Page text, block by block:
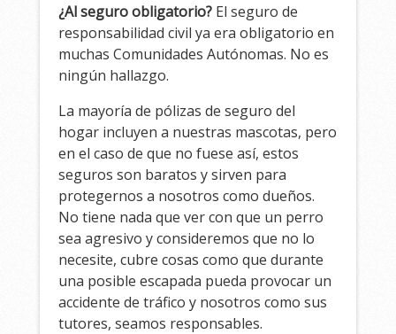
¿Al seguro obligatorio? El seguro de
responsabilidad civil ya era obligatorio en
muchas Comunidades Autónomas. No es
ningún hallazgo.
La mayoría de pólizas de seguro del
hogar incluyen a nuestras mascotas, pero
en el caso de que no fuese así, estos
seguros son baratos y sirven para
protegernos a nosotros como dueños.
No tiene nada que ver con que un perro
sea agresivo y consideremos que no lo
necesite, cubre cosas como que durante
una posible escapada pueda provocar un
accidente de tráfico y nosotros como sus
tutores, seamos responsables.